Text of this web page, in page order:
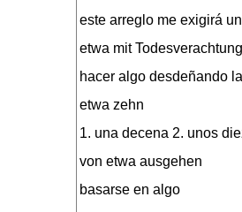
este arreglo me exigirá
etwa mit
hacer algo desdeñando
etwa zehn
1. una decena 2. unos
von etwa ausgehen
basarse en algo